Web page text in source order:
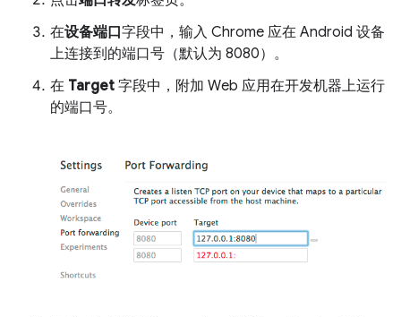
在设备端口字段中，输入 Chrome 应在 Android 设备
上连接到的端口号（默认为 8080）。
在 Target 字段中，附加 Web 应用在开发机器上运行
的端口号。